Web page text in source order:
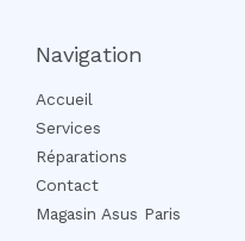
Navigation
Accueil
Services
Réparations
Contact
Magasin Asus Paris